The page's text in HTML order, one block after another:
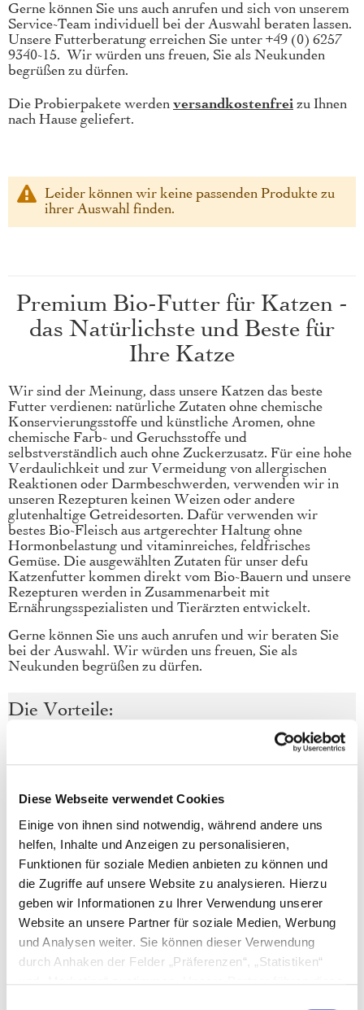
Diese Webseite verwendet Cookies
Einige von ihnen sind notwendig, während andere uns
helfen, Inhalte und Anzeigen zu personalisieren,
Funktionen für soziale Medien anbieten zu können und
die Zugriffe auf unsere Website zu analysieren. Hierzu
geben wir Informationen zu Ihrer Verwendung unserer
Website an unsere Partner für soziale Medien, Werbung
und Analysen weiter. Sie können dieser Verwendung
durch Anhaken der Felder „Präferenzen“, „Statistiken“
Gerne können Sie uns auch anrufen und sich von unserem
Service-Team individuell bei der Auswahl beraten lassen.
Unsere Futterberatung erreichen Sie unter +49 (0) 6257
9340-15. Wir würden uns freuen, Sie als Neukunden
begrüßen zu dürfen.
Die Probierpakete werden versandkostenfrei zu Ihnen
nach Hause geliefert.
Leider können wir keine passenden Produkte zu
ihrer Auswahl finden.
Premium Bio-Futter für Katzen -
das Natürlichste und Beste für
Ihre Katze
Wir sind der Meinung, dass unsere Katzen das beste
Futter verdienen: natürliche Zutaten ohne chemische
Konservierungsstoffe und künstliche Aromen, ohne
chemische Farb- und Geruchsstoffe und
selbstverständlich auch ohne Zuckerzusatz. Für eine hohe
Verdaulichkeit und zur Vermeidung von allergischen
Reaktionen oder Darmbeschwerden, verwenden wir in
unseren Rezepturen keinen Weizen oder andere
glutenhaltige Getreidesorten. Dafür verwenden wir
bestes Bio-Fleisch aus artgerechter Haltung ohne
Hormonbelastung und vitaminreiches, feldfrisches
Gemüse. Die ausgewählten Zutaten für unser defu
Katzenfutter kommen direkt vom Bio-Bauern und unsere
Rezepturen werden in Zusammenarbeit mit
Ernährungsspezialisten und Tierärzten entwickelt.
Gerne können Sie uns auch anrufen und wir beraten Sie
bei der Auswahl. Wir würden uns freuen, Sie als
Neukunden begrüßen zu dürfen.
Die Vorteile:
Um unser Katzenfutter-Sortiment auf einmal zu testen,
empfehlen wir unsere Probierpakete. In vier Varianten
können Sie unser Katzenfutter-Sortiment
Wir garantieren absolute Transparenz über die
Zusammensetzung unseres Futters. Auf jeder Packung
können Sie die Bestandteile des Bio-Katzenfutters genau
nachvollziehen. Die Informationen finden Sie auch hier im
Shop bei den jeweiligen Produktbeschreibungen.
Hier geht es zum Artikel